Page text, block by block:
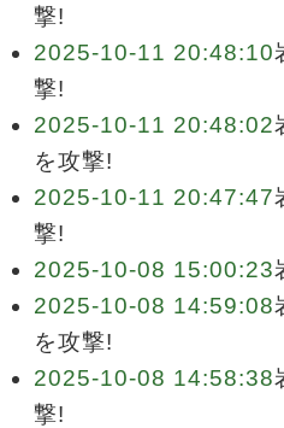
撃!
2025-10-11 20:48:10
撃!
2025-10-11 20:48:02
を攻撃!
2025-10-11 20:47:47
撃!
2025-10-08 15:00:23
2025-10-08 14:59:08
を攻撃!
2025-10-08 14:58:38
撃!